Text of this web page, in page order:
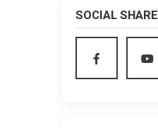
SOCIAL SHARE